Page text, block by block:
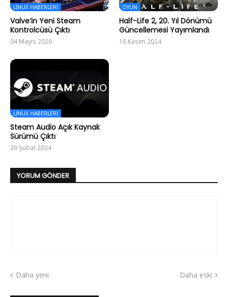
LINUX HABERLERI
Valve’in Yeni Steam
Kontrolcüsü Çıktı
04 Mayıs 2026
OYUN
Half-Life 2, 20. Yıl Dönümü
Güncellemesi Yayımlandı
16 Kasım 2024
LINUX HABERLERI
Steam Audio Açık Kaynak
Sürümü Çıktı
20 Şubat 2024
YORUM GÖNDER
Daha yeni Daha eski